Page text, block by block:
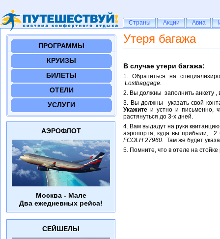
Утеря багажа
В случае утери багажа:
1. Обратиться на
Lostbaggage.
2. Вы должны заполнить анкету ,
3. Вы должны указать свой
Укажите и устно и письменно,
растянуться до 3-х дней.
4. Вам выдадут на руки
аэропорта, куда вы прибыли,
FCOLH 27960. Там же будет
5. Помните, что в отеле на
ПРОГРАММЫ
КРУИЗЫ
БИЛЕТЫ
ОТЕЛИ
УСЛУГИ
АЭРОФЛОТ
Москва - Мале
Два ежедневных рейса!
СЕЙШЕЛЫ
Страны
Страны Акции
Акции Авиа
Авиа